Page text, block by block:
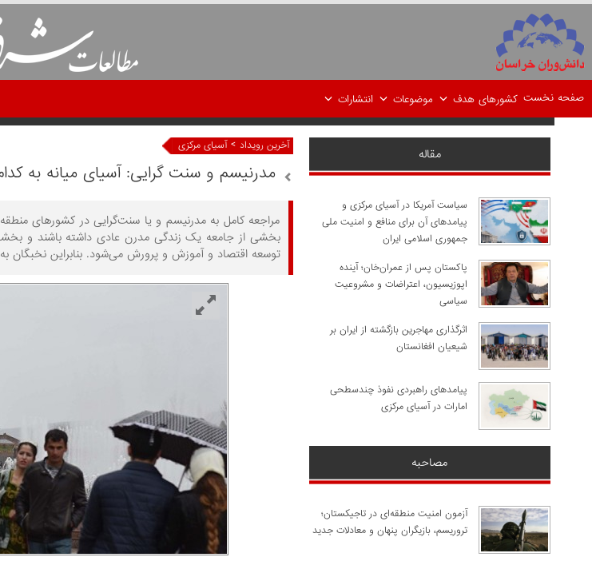
صفحه نخست کشورهای هدف موضوعات انتشارات
آخرین رویداد > آسیای مرکزی
مدرنیسم و سنت گرایی: آسیای میانه به
مراجعه کامل به مدرنیسم و یا سنت‌گرایی در کشورهای
بخشی از جامعه یک زندگی مدرن عادی داشته باشند و
توسعه اقتصاد و آموزش و پرورش می‌شود. بنابراین نخبگان
مقاله
سیاست آمریکا در آسیای مرکزی و
پیامدهای آن برای منافع و امنیت ملی
جمهوری اسلامی ایران
پاکستان پس از عمران‌خان؛ آینده
اپوزیسیون، اعتراضات و مشروعیت
سیاسی
اثرگذاری مهاجرین بازگشته از ایران بر
شیعیان افغانستان
پیامدهای راهبردی نفوذ چندسطحی
امارات در آسیای مرکزی
مصاحبه
آزمون امنیت منطقه‌ای در تاجیکستان؛
تروریسم، بازیگران پنهان و معادلات جدید